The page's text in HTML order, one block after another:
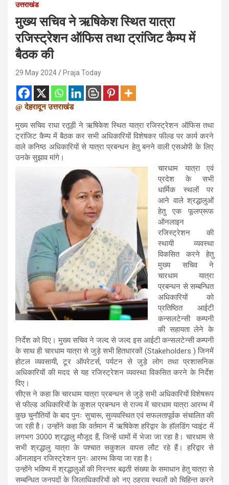
उत्तराखंड
मुख्य सचिव ने ऋषिकेश स्थित यात्रा
रजिस्ट्रेशन ऑफिस तथा ट्रांजिट कैम्प में
बैठक की
29 May 2024 Praja Today
@ देहरादून उत्तराखंड
मुख्य सचिव राधा रतूड़ी ने ऋषिकेश स्थित यात्रा रजिस्ट्रेशन ऑफिस तथा
ट्रांजिट कैम्प में बैठक कर सभी अधिकारियों विशेषकर फील्ड पर कार्य करने
वाले कनिष्ठ अधिकारियों से यात्रा प्रबन्धन हेतु बनने वाली एसओपी के लिए
उनके सुझाव मांगे।
चारधाम यात्रा एवं
प्रदेश के सभी
धार्मिक स्थलों पर
आने वाले श्रद्धालुओं
हेतु एक फूलप्रूफ
ऑनलाइन
रजिस्ट्रेशन की
स्थायी व्यवस्था
विकसित करने हेतु
मुख्य सचिव ने
चारधाम यात्रा
प्रबन्धन से सम्बन्धित
अधिकारियों को
प्रतिष्ठित आईटी
कन्सलटेन्सी कम्पनी
की सहायता लेने के
निर्देश को दिए। मुख्य सचिव ने जल्द से जल्द इस आईटी कन्सलटेन्सी कम्पनी
के साथ ही चारधाम यात्रा से जुड़े सभी हितधारकों (Stakeholders ) जिनमें
होटल व्यवसायी, टूर ऑपरेटर्स, पर्यटन से जुड़े लोग तथा प्रशासनिक
अधिकारियों की मदद से यह रजिस्ट्रेशन व्यवस्था विकसित करने के निर्देश
दिए।
सीएस ने कहा कि चारधाम यात्रा प्रबन्धन से जुड़े सभी अधिकारियों विशेषरूप
से फील्ड अधिकारियों के कुशल प्रबन्धन से राज्य में चारधाम यात्रा आरम्भ में
कुछ चुनौतियों के बाद पुनः सुचारू, सुव्यवस्थित एवं सफलतापूर्वक संचालित की
जा रही है। उन्होंने कहा कि वर्तमान में ऋषिकेश हरिद्वार के हॉलडिंग प्वाइंट में
लगभग 3000 श्रद्धालु मौजूद हैं, जिन्हें धामों में भेजा जा रहा है। चारधाम से
सभी श्रद्धालु यात्रा के पश्चात सकुशल वापस लौट रहे हैं। हरिद्वार से
ऑनलाइन रजिस्ट्रेशन पुनः आरम्भ किया जा रहा है।
उन्होंने भविष्य में श्रद्धालुओं की निरन्तर बढ़ती संख्या के समाधान हेतु यात्रा से
सम्बन्धित जनपदों के जिलाधिकारियों को नए ठहराव स्थलों को चिहिन्त करने